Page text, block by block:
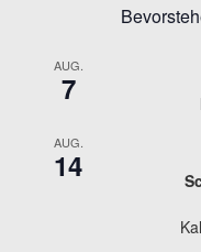
AUG.
7
AUG.
14